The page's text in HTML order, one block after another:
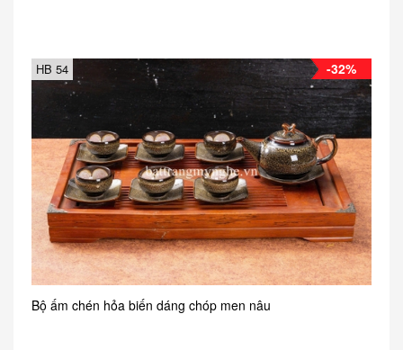
-32%
HB 54
Bộ ấm chén hỏa biến dáng chóp men nâu